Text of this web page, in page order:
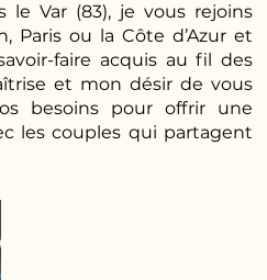
le Var (83), je vous rejoins
Paris ou la Côte d’Azur et
faire acquis au fil des
et mon désir de vous
besoins pour offrir une
les couples qui partagent